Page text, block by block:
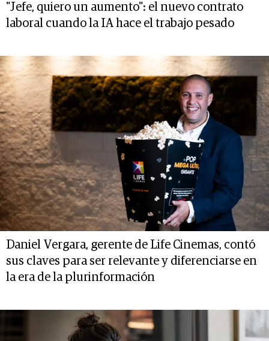
"Jefe, quiero un aumento": el nuevo contrato
laboral cuando la IA hace el trabajo pesado
Daniel Vergara, gerente de Life Cinemas, contó
sus claves para ser relevante y diferenciarse en
la era de la plurinformación